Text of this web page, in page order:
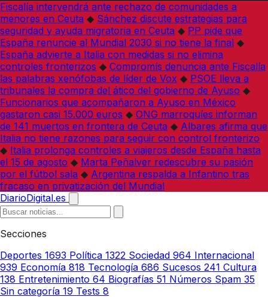
Fiscalía intervendrá ante rechazo de comunidades a
menores en Ceuta ◆ Sánchez discute estrategias para
seguridad y ayuda migratoria en Ceuta ◆ PP pide que
España renuncie al Mundial 2030 si no tiene la final ◆
España advierte a Italia con medidas si no elimina
controles fronterizos ◆ Compromís denuncia ante Fiscalía
las palabras xenófobas de líder de Vox ◆ PSOE lleva a
tribunales la compra del ático del gobierno de Ayuso ◆
Funcionarios que acompañaron a Ayuso en México
gastaron casi 15.000 euros ◆ ONG marroquíes informan
de 141 muertos en frontera de Ceuta ◆ Albares afirma que
Italia no tiene razones para seguir con control fronterizo
◆ Italia prolonga controles a viajeros desde España hasta
el 15 de agosto ◆ Marta Peñalver redescubre su pasión
por el fútbol sala ◆ Argentina respalda a Infantino tras
fracaso en privatización del Mundial
DiarioDigital.es
Secciones
Deportes 1693 Política 1322 Sociedad 964 Internacional
939 Economía 818 Tecnología 686 Sucesos 241 Cultura
138 Entretenimiento 64 Biografías 51 Números Spam 35
Sin categoría 19 Tests 8